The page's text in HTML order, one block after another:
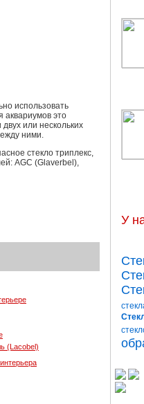
использовать
аквариумов это
или нескольких
ними.
стекло триплекс,
AGC (Glaverbel),
(Lacobel)
У